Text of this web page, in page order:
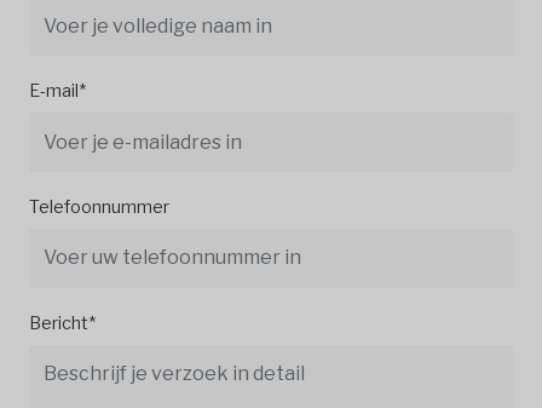
E-mail*
Telefoonnummer
Bericht*